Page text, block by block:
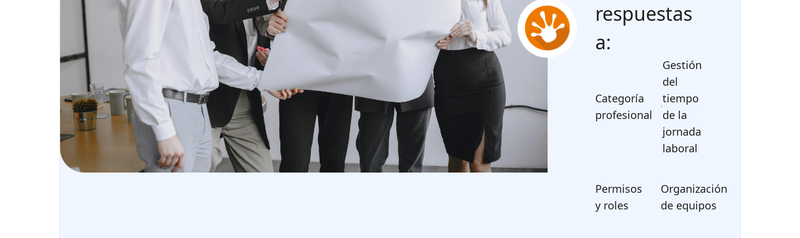
respuestas
a:
Categoría
profesional
Gestión
del
tiempo
de la
jornada
laboral
Permisos
y roles
Organización
de equipos